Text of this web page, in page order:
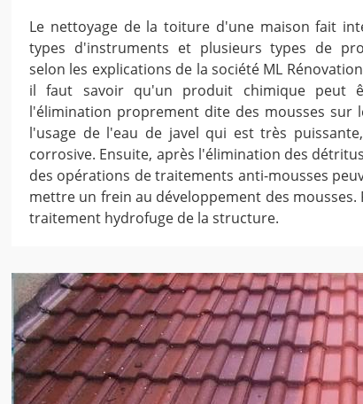
Le nettoyage de la toiture d'une maison fait
types d'instruments et plusieurs types de
selon les explications de la société ML
il faut savoir qu'un produit chimique peut
l'élimination proprement dite des mousses sur
l'usage de l'eau de javel qui est très
corrosive. Ensuite, après l'élimination des
des opérations de traitements anti-mousses
mettre un frein au développement des mousses.
traitement hydrofuge de la structure.